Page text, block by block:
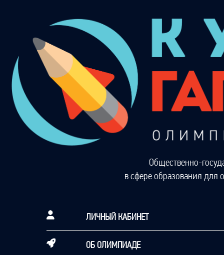
Общественно-
в сфере образования для
ЛИЧНЫЙ КАБИНЕТ
ОБ ОЛИМПИАДЕ